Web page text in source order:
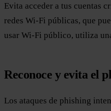
Evita acceder a tus cuentas
redes Wi-Fi públicas, que
usar Wi-Fi público, utiliza
Reconoce y evita el
Los ataques de phishing